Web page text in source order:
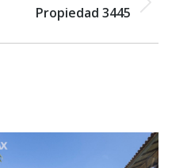
Propiedad 3445